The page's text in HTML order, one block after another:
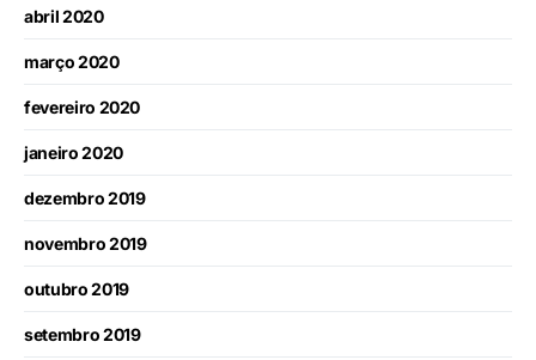
abril 2020
março 2020
fevereiro 2020
janeiro 2020
dezembro 2019
novembro 2019
outubro 2019
setembro 2019